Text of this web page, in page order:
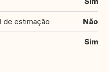
de estimação Não
Sim